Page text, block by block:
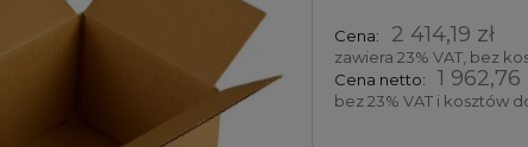
Cena nie zawiera ewentualnych
kosztów płatności
Cena: 2 414,19 zł
zawiera 23% VAT, bez
Cena netto:
1 962,76
bez 23% VAT i kosztów